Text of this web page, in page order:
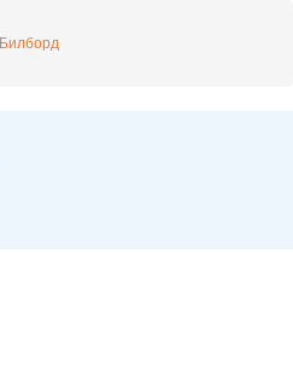
Билборд